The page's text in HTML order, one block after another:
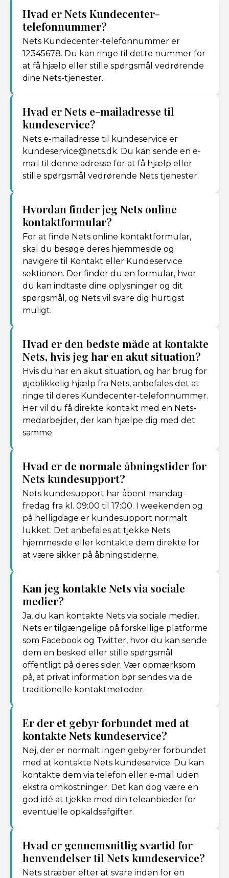
Hvad er Nets Kundecenter-
telefonnummer?
Nets Kundecenter-telefonnummer er
12345678. Du kan ringe til dette nummer for
at få hjælp eller stille spørgsmål vedrørende
dine Nets-tjenester.
Hvad er Nets e-mailadresse til
kundeservice?
Nets e-mailadresse til kundeservice er
kundeservice@nets.dk. Du kan sende en e-
mail til denne adresse for at få hjælp eller
stille spørgsmål vedrørende Nets tjenester.
Hvordan finder jeg Nets online
kontaktformular?
For at finde Nets online kontaktformular,
skal du besøge deres hjemmeside og
navigere til Kontakt eller Kundeservice
sektionen. Der finder du en formular, hvor
du kan indtaste dine oplysninger og dit
spørgsmål, og Nets vil svare dig hurtigst
muligt.
Hvad er den bedste måde at kontakte
Nets, hvis jeg har en akut situation?
Hvis du har en akut situation, og har brug for
øjeblikkelig hjælp fra Nets, anbefales det at
ringe til deres Kundecenter-telefonnummer.
Her vil du få direkte kontakt med en Nets-
medarbejder, der kan hjælpe dig med det
samme.
Hvad er de normale åbningstider for
Nets kundesupport?
Nets kundesupport har åbent mandag-
fredag fra kl. 09:00 til 17:00. I weekenden og
på helligdage er kundesupport normalt
lukket. Det anbefales at tjekke Nets
hjemmeside eller kontakte dem direkte for
at være sikker på åbningstiderne.
Kan jeg kontakte Nets via sociale
medier?
Ja, du kan kontakte Nets via sociale medier.
Nets er tilgængelige på forskellige platforme
som Facebook og Twitter, hvor du kan sende
dem en besked eller stille spørgsmål
offentligt på deres sider. Vær opmærksom
på, at privat information bør sendes via de
traditionelle kontaktmetoder.
Er der et gebyr forbundet med at
kontakte Nets kundeservice?
Nej, der er normalt ingen gebyrer forbundet
med at kontakte Nets kundeservice. Du kan
kontakte dem via telefon eller e-mail uden
ekstra omkostninger. Det kan dog være en
god idé at tjekke med din teleanbieder for
eventuelle opkaldsafgifter.
Hvad er gennemsnitlig svartid for
henvendelser til Nets kundeservice?
Nets stræber efter at svare inden for en